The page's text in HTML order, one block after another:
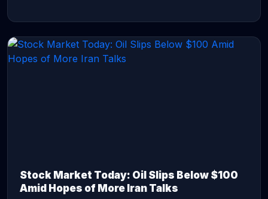
Stock Market Today: Oil Slips Below $100
Amid Hopes of More Iran Talks